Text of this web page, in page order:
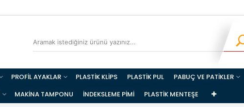
PROFİL AYAKLAR PLASTİK KLİPS PLASTİK PUL PABUÇ VE PATİKLER
MAKİNA TAMPONU İNDEKSLEME PİMİ PLASTİK MENTEŞE